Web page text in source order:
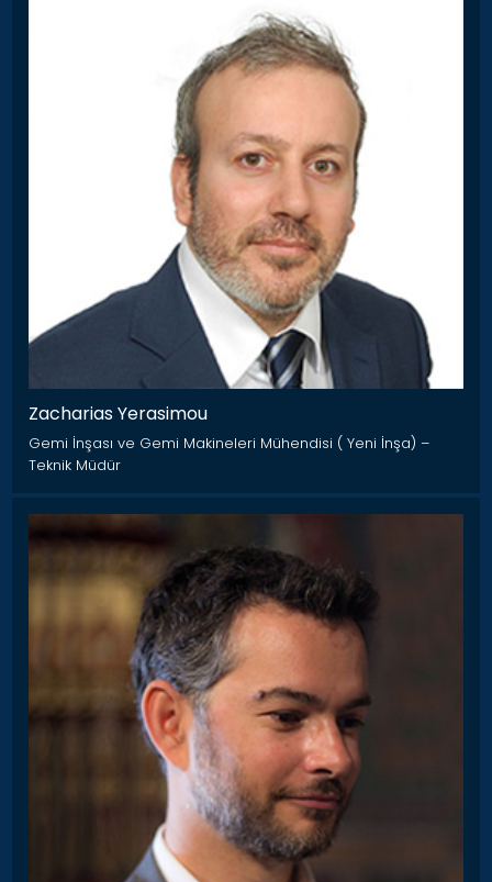
Zacharias Yerasimou
Gemi İnşası ve Gemi Makineleri Mühendisi ( Yeni İnşa) –
Teknik Müdür